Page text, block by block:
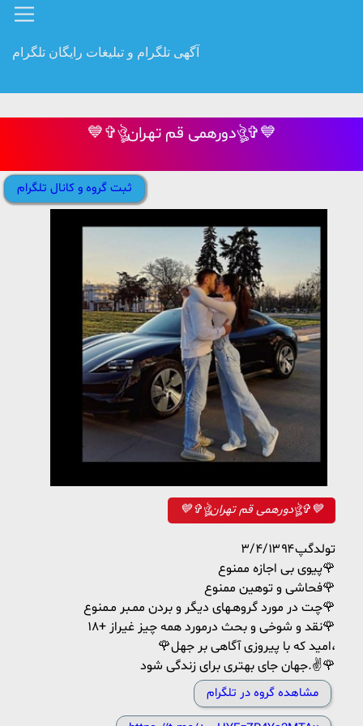
آگهی تلگرام و تبلیغات رایگان تلگرام
💙✞ঔৣدورهمی قم تهرانঔৣ✞💙
ثبت گروه و کانال تلگرام
💙✞ঔৣدورهمی قم تهرانঔৣ✞💙
تولدگپ۳/۴/۱۳۹۴
پیوی بی اجازه ممنوع🌹
فحاشی و توهین ممنوع🌹
چت در مورد گروهـهای دیگر و بردن ممـبر مـمنوع🌹
نقد و شوخی و بحث درمورد همه چیز غیراز +۱۸🌹
🌹امید که با پیروزی آگاهی بر جهل،
جهان جای بهتری برای زندگی شود.✌🌹
مشاهده گروه در تلگرام